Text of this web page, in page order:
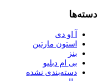
دسته‌ها
آ او دی
استون مارتین
بنز
بی ام دبلیو
دسته‌بندی نشده